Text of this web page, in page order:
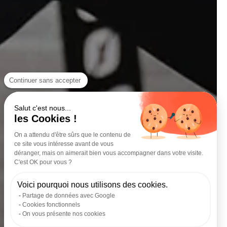
Continuer sans accepter
Salut c'est nous...
les Cookies !
On a attendu d'être sûrs que le contenu de
ce site vous intéresse avant de vous
déranger, mais on aimerait bien vous accompagner dans votre visite.
C'est OK pour vous ?
Voici pourquoi nous utilisons des cookies.
Partage de données avec Google
Cookies fonctionnels
On vous présente nos cookies